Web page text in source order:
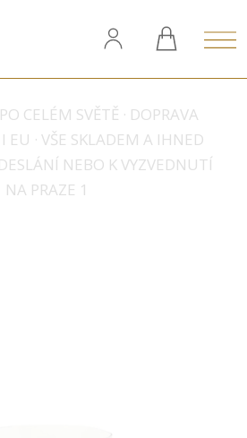
CELÉM SVĚTĚ · DOPRAVA
EU · VŠE SKLADEM A IHNED
NEBO K VYZVEDNUTÍ
NA PRAZE 1